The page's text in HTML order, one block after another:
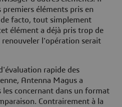
premiers éléments pris en
facto, tout simplement
élément a déjà pris trop de
l'opération serait
rapide des
Antenna Magus a
concernant dans un format
Contrairement à la